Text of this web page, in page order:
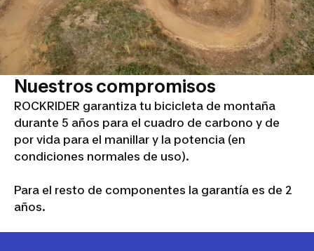
Nuestros compromisos
ROCKRIDER garantiza tu bicicleta de montaña
durante 5 años para el cuadro de carbono y de
por vida para el manillar y la potencia (en
condiciones normales de uso).
Para el resto de componentes la garantía es de 2
años.